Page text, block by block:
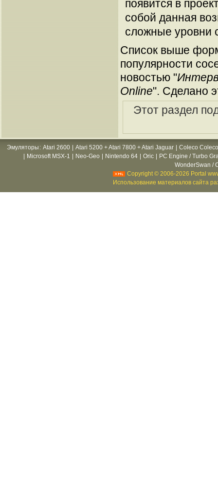
появится в
собой данная
сложные уровни
Список выше
популярности
новостью "
Online". Сделано
Этот раздел
Эмуляторы : Atari 2600 Atari 5200 + Atari 7800 + Atari Jaguar
Coleco
Microsoft MSX-1 Neo-Geo Nintendo 64 Oric
PC Engine / Turbo
WonderSwan /
Copyright © 2006-2026 Portal
Использование материалов сайта